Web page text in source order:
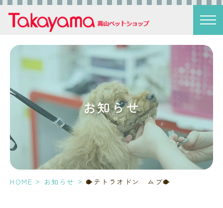
お知らせ
HOME > お知らせ > 🐡テトラオドン ムブ🐡